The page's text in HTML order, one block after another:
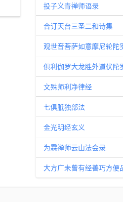
投子义青禅师语录
合订天台三圣二和诗集
观世音菩萨如意摩尼轮陀
俱利伽罗大龙胜外道伏陀
文殊师利净律经
七俱胝独部法
金光明经玄义
为霖禅师云山法会录
大方广未曾有经善巧方便